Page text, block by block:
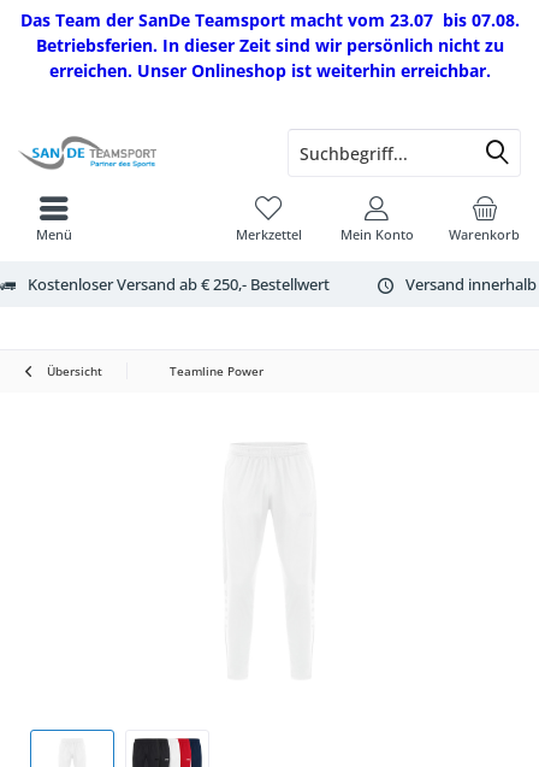
Das Team der SanDe Teamsport macht vom 23.07 bis 07.08.
Betriebsferien. In dieser Zeit sind wir persönlich nicht zu
erreichen. Unser Onlineshop ist weiterhin erreichbar.
Kostenloser Versand ab € 250,- Bestellwert Versand
Warenkorb
Merkzettel Mein Konto
Menü
Übersicht Teamline Power